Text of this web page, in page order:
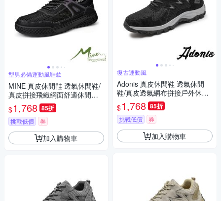
型男必備運動風鞋款
MINE 真皮休閒鞋 透氣休閒鞋/
真皮拼接飛織網面舒適休閒運
動鞋 黑
$1,768 85折
挑戰低價 券
加入購物車
復古運動風
Adonis 真皮休閒鞋 透氣休閒
鞋/真皮透氣網布拼接戶外休閒
運動鞋 黑
$1,768 85折
挑戰低價 券
加入購物車